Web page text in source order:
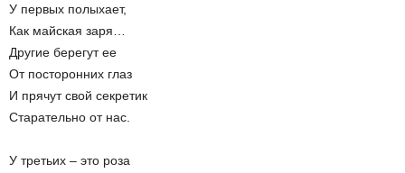
У первых полыхает,
Как майская заря…
Другие берегут ее
От посторонних глаз
И прячут свой секретик
Старательно от нас.
У третьих – это роза